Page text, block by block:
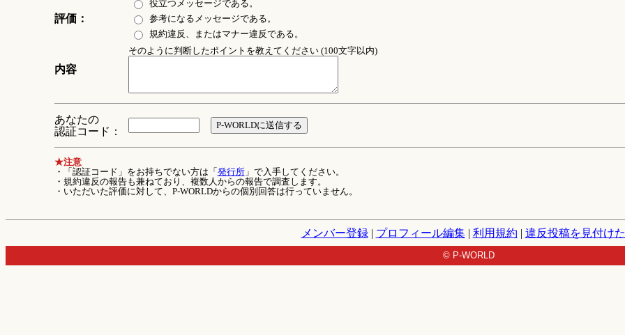
評価：
役立つメッセージである。
参考になるメッセージである。
規約違反、またはマナー違反である。
内容
そのように判断したポイントを教えてください (100文字以内)
あなたの
認証コード：
★注意
・「認証コード」をお持ちでない方は「 発行所」で入手してください。
・規約違反の報告も兼ねており、複数人からの報告で調査します。
・いただいた評価に対して、P-WORLDからの個別回答は行っていません。
メンバー登録| プロフィール編集| 利用規約 | 違反投稿を見付け
© P-WORLD